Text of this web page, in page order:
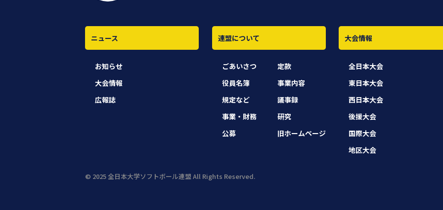
ニュース
お知らせ
大会情報
広報誌
連盟について
ごあいさつ
定款
役員名簿
事業内容
規定など
議事録
事業・財務
研究
公募
旧ホームページ
大会情報
全日本大会
東日本大会
西日本大会
後援大会
国際大会
地区大会
© 2025 全日本大学ソフトボール連盟 All Rights Reserved.